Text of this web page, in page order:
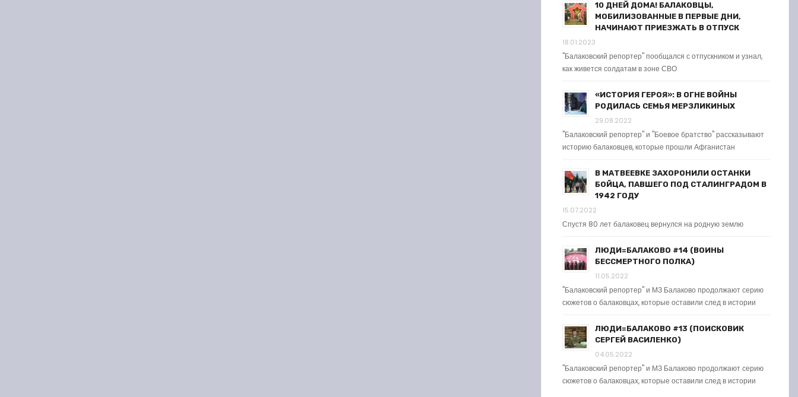
10 ДНЕЙ ДОМА! БАЛАКОВЦЫ,
МОБИЛИЗОВАННЫЕ В ПЕРВЫЕ ДНИ,
НАЧИНАЮТ ПРИЕЗЖАТЬ В ОТПУСК
18.01.2023
"Балаковский репортер" пообщался с отпускником и узнал,
как живется солдатам в зоне СВО
«ИСТОРИЯ ГЕРОЯ»: В ОГНЕ ВОЙНЫ
РОДИЛАСЬ СЕМЬЯ МЕРЗЛИКИНЫХ
29.08.2022
"Балаковский репортер" и "Боевое братство" рассказывают
историю балаковцев, которые прошли Афганистан
В МАТВЕЕВКЕ ЗАХОРОНИЛИ ОСТАНКИ
БОЙЦА, ПАВШЕГО ПОД СТАЛИНГРАДОМ В
1942 ГОДУ
15.07.2022
Спустя 80 лет балаковец вернулся на родную землю
ЛЮДИ=БАЛАКОВО #14 (ВОИНЫ
БЕССМЕРТНОГО ПОЛКА)
11.05.2022
"Балаковский репортер" и МЗ Балаково продолжают серию
сюжетов о балаковцах, которые оставили след в истории
ЛЮДИ=БАЛАКОВО #13 (ПОИСКОВИК
СЕРГЕЙ ВАСИЛЕНКО)
04.05.2022
"Балаковский репортер" и МЗ Балаково продолжают серию
сюжетов о балаковцах, которые оставили след в истории